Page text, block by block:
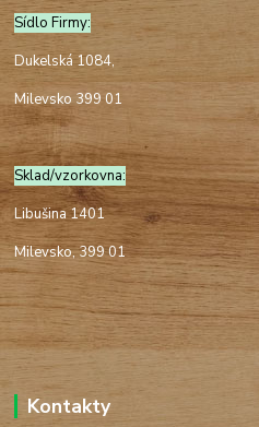
Sídlo Firmy:
Dukelská 1084,
Milevsko 399 01
Sklad/vzorkovna:
Libušina 1401
Milevsko, 399 01
Kontakty